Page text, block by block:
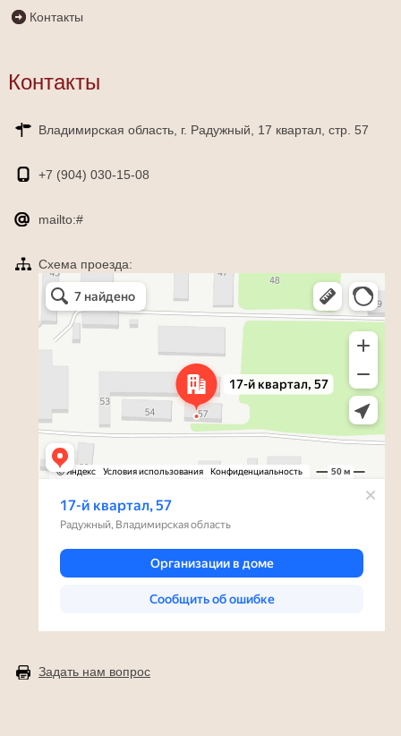
Контакты
Контакты
Владимирская область, г. Радужный, 17 квартал, стр. 57
+7 (904) 030-15-08
mailto:#
Схема проезда:
Яндекс Карты
Радужный — Яндекс Карты
Задать нам вопрос